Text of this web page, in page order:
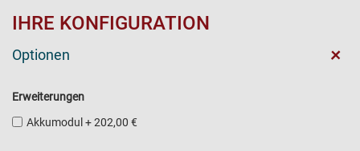
IHRE KONFIGURATION
Optionen +
Erweiterungen
Akkumodul +202,00 €